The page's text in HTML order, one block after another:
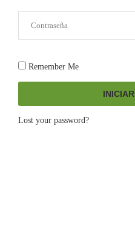
Remember Me
Lost your password?